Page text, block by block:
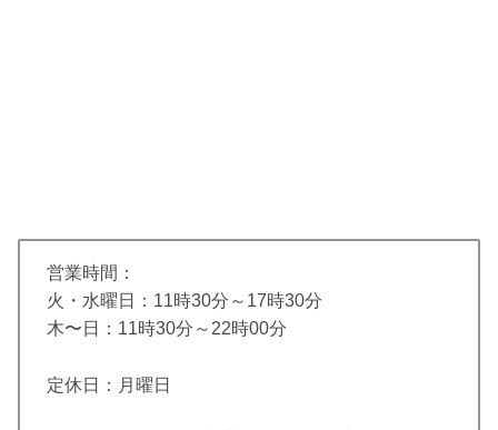
営業時間：
火・水曜日：11時30分～17時30分
木〜日：11時30分～22時00分
定休日：月曜日